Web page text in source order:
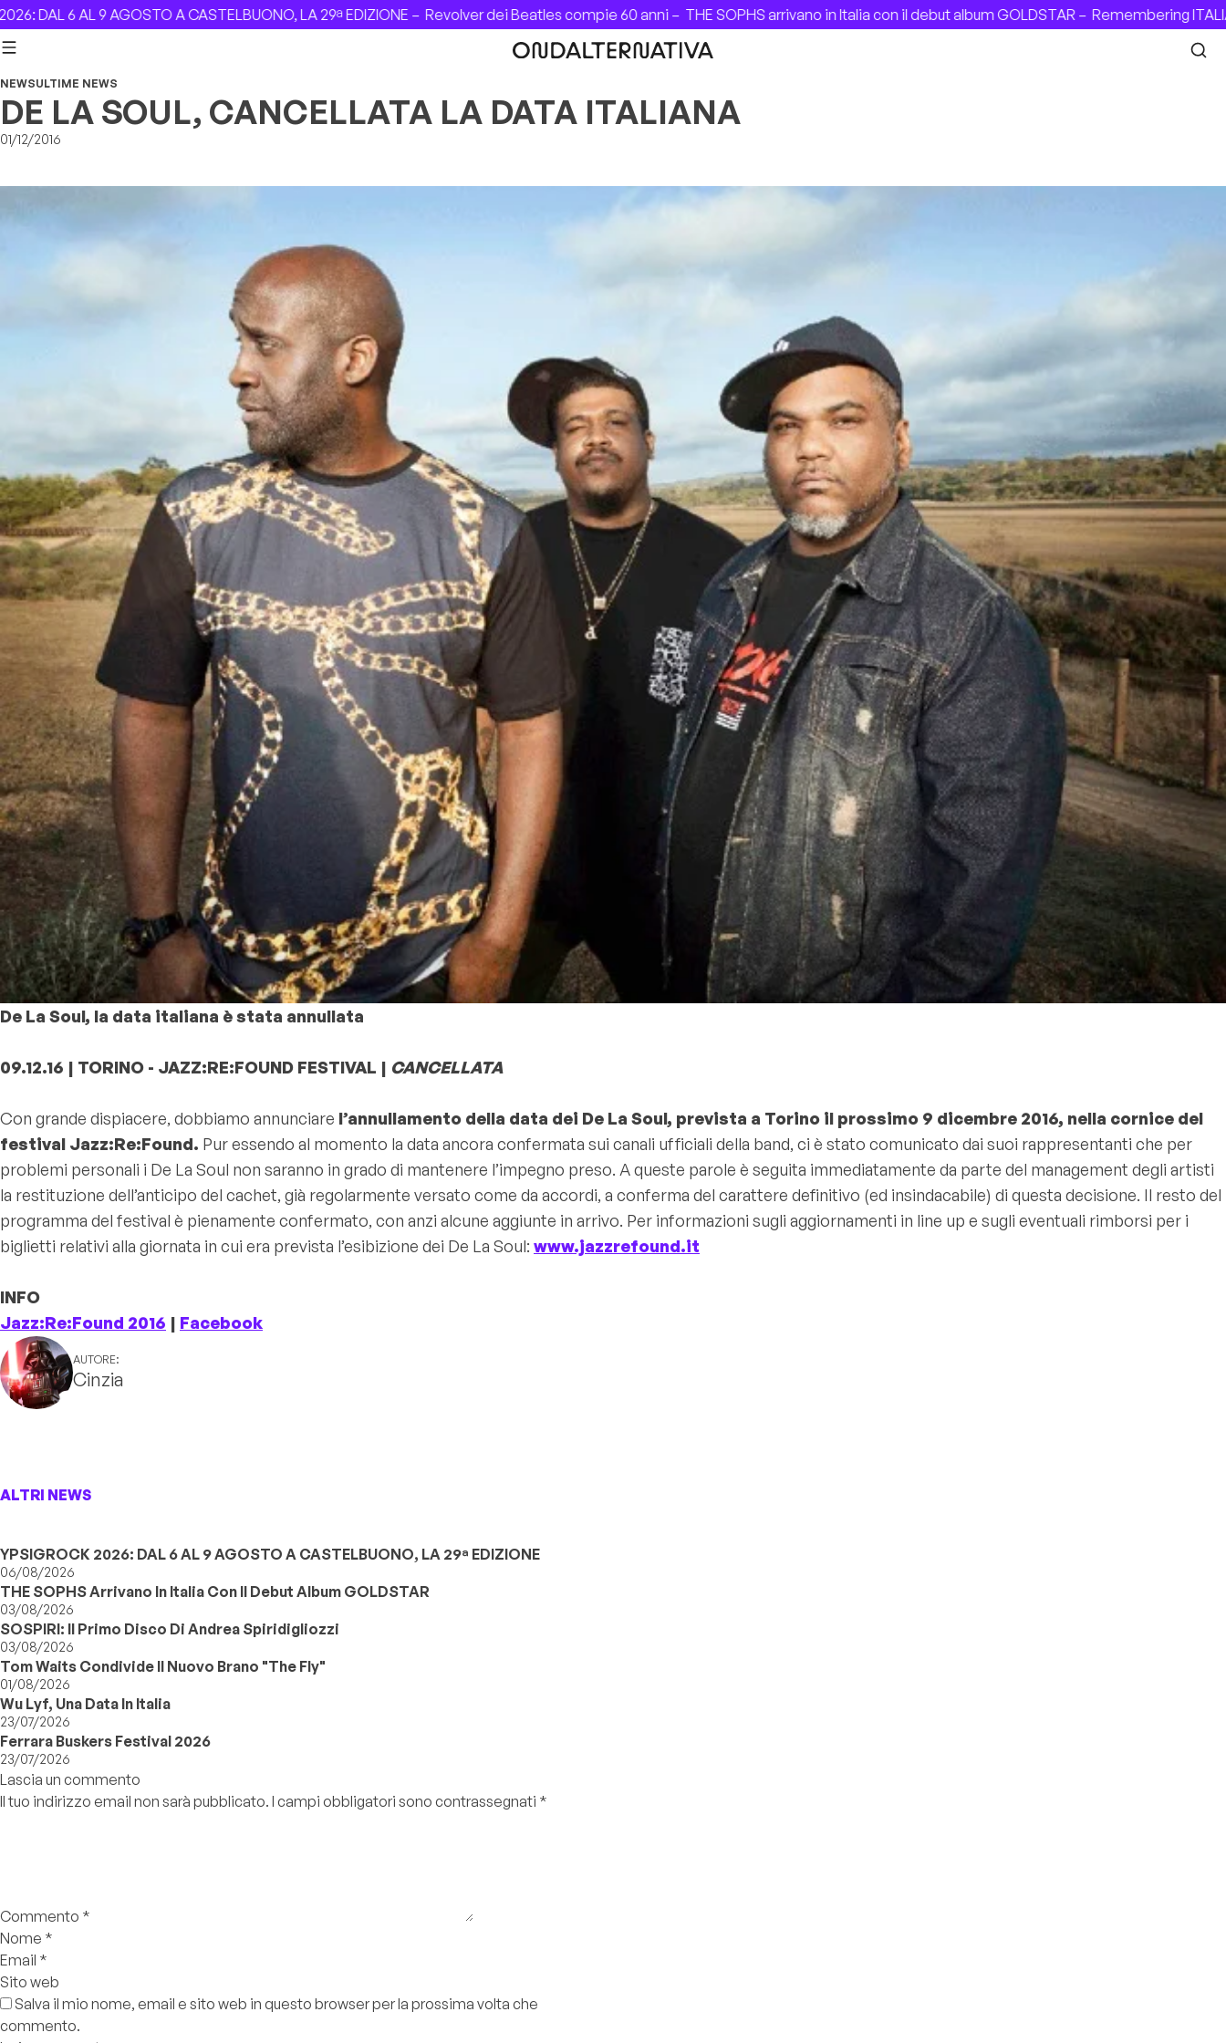
Skip to content
6 AL 9 AGOSTO A CASTELBUONO, LA 29ª EDIZIONE –Revolver dei Beatles compie 60 anni –THE SOPHS arrivano in Italia con il debut album GOLDSTAR –Remembering ITALIAN
NEWSULTIME NEWS
DE LA SOUL, CANCELLATA LA DATA ITALIANA
01/12/2016
De La Soul, la data italiana è stata annullata
09.12.16 | TORINO - JAZZ:RE:FOUND FESTIVAL | CANCELLATA
Con grande dispiacere, dobbiamo annunciare l’annullamento della data dei De La Soul, prevista a Torino il prossimo 9 dicembre 2016, nella cornice del
festival Jazz:Re:Found. Pur essendo al momento la data ancora confermata sui canali ufficiali della band, ci è stato comunicato dai suoi rappresentanti che per
problemi personali i De La Soul non saranno in grado di mantenere l’impegno preso. A queste parole è seguita immediatamente da parte del management degli artisti
la restituzione dell’anticipo del cachet, già regolarmente versato come da accordi, a conferma del carattere definitivo (ed insindacabile) di questa decisione. Il resto del
programma del festival è pienamente confermato, con anzi alcune aggiunte in arrivo. Per informazioni sugli aggiornamenti in line up e sugli eventuali rimborsi per i
biglietti relativi alla giornata in cui era prevista l’esibizione dei De La Soul: www.jazzrefound.it
INFO
Jazz:Re:Found 2016 | Facebook
AUTORE:
Cinzia
ALTRI NEWS
YPSIGROCK 2026: DAL 6 AL 9 AGOSTO A CASTELBUONO, LA 29ª EDIZIONE
06/08/2026
THE SOPHS Arrivano In Italia Con Il Debut Album GOLDSTAR
03/08/2026
SOSPIRI: Il Primo Disco Di Andrea Spiridigliozzi
03/08/2026
Tom Waits Condivide Il Nuovo Brano "The Fly"
01/08/2026
Wu Lyf, Una Data In Italia
23/07/2026
Ferrara Buskers Festival 2026
23/07/2026
Lascia un commento
Il tuo indirizzo email non sarà pubblicato. I campi obbligatori sono contrassegnati *
Commento *
Nome *
Email *
Sito web
Salva il mio nome, email e sito web in questo browser per la prossima volta che
commento.